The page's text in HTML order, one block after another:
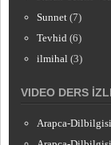
Sunnet (7)
Tevhid (6)
ilmihal (3)
VIDEO DERS
Arapca-